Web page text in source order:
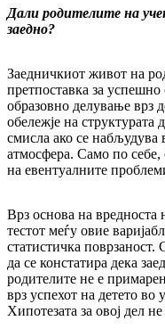
Дали родителите на
заедно?
Заедничкиот живот на
претпоставка за
образовно делување врз
обележје на структурата
смисла ако се набљудува
атмосфера. Само по
на евентуалните
Врз основа на вредноста
тестот меѓу овие
статистичка
да се констатира дека
родителите не е
врз успехот на детето во
Хипотезата за овој дел